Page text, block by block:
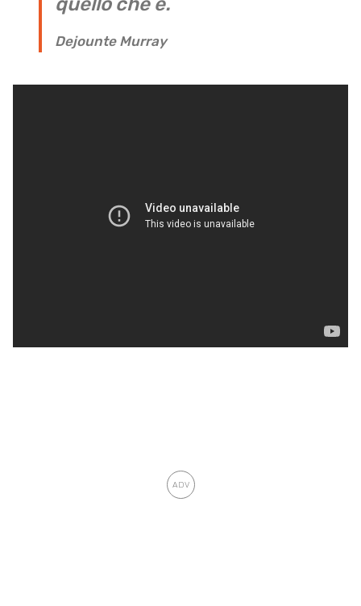
Dejounte Murray